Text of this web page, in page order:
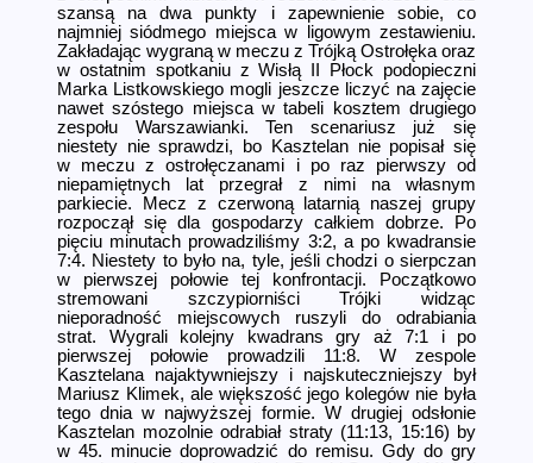
szansą na dwa punkty i zapewnienie sobie, co
najmniej siódmego miejsca w ligowym zestawieniu.
Zakładając wygraną w meczu z Trójką Ostrołęka oraz
w ostatnim spotkaniu z Wisłą II Płock podopieczni
Marka Listkowskiego mogli jeszcze liczyć na zajęcie
nawet szóstego miejsca w tabeli kosztem drugiego
zespołu Warszawianki. Ten scenariusz już się
niestety nie sprawdzi, bo Kasztelan nie popisał się
w meczu z ostrołęczanami i po raz pierwszy od
niepamiętnych lat przegrał z nimi na własnym
parkiecie. Mecz z czerwoną latarnią naszej grupy
rozpoczął się dla gospodarzy całkiem dobrze. Po
pięciu minutach prowadziliśmy 3:2, a po kwadransie
7:4. Niestety to było na, tyle, jeśli chodzi o sierpczan
w pierwszej połowie tej konfrontacji. Początkowo
stremowani szczypiorniści Trójki widząc
nieporadność miejscowych ruszyli do odrabiania
strat. Wygrali kolejny kwadrans gry aż 7:1 i po
pierwszej połowie prowadzili 11:8. W zespole
Kasztelana najaktywnie­jszy i najskute­czniejszy był
Mariusz Klimek, ale większość jego kolegów nie była
tego dnia w najwyższej formie. W drugiej odsłonie
Kasztelan mozolnie odrabiał straty (11:13, 15:16) by
w 45. minucie doprowadzić do remisu. Gdy do gry